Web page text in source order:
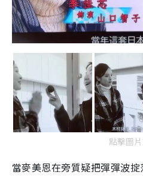
點擊圖
當麥美恩在旁質疑把彈彈波